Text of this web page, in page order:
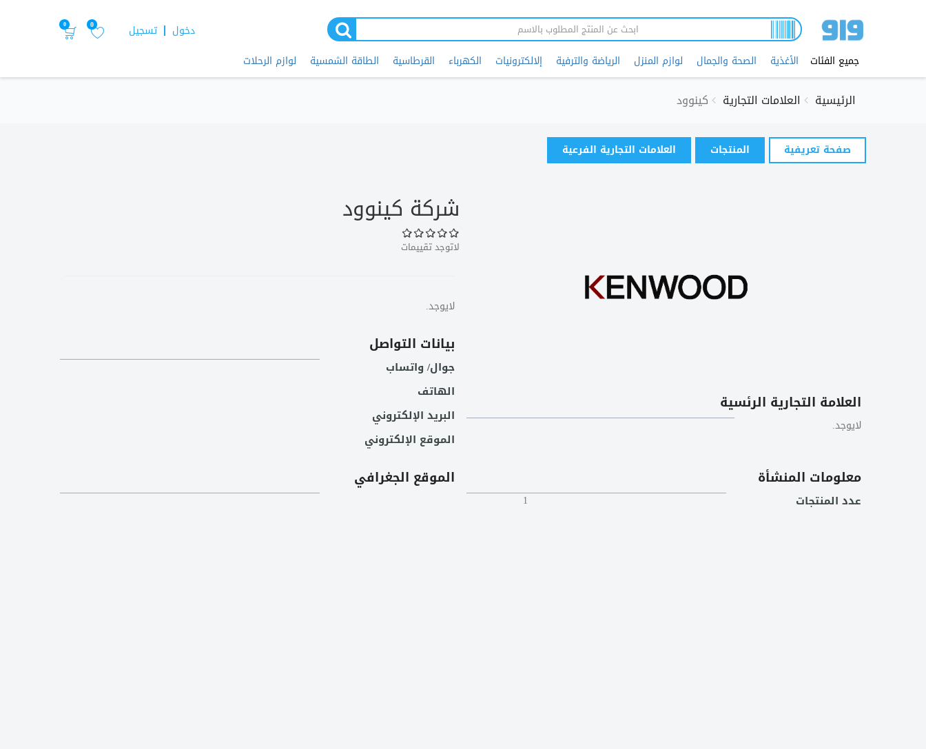
تسجيل دخول 0
0
جميع الفئات الأغذية الصحة والجمال لوازم المنزل الرياضة والترفية إلالكترونيات الكهرباء القرطاسية الطاقة الشمسية لوازم الرحلات
الرئيسية العلامات التجارية كينوود
التبويبات
الأساسية
صفحة تعريفية
التبويب
المنتجات العلامات التجارية الفرعية
العلامة التجارية الرئسية
لايوجد.
شركة كينوود
لاتوجد تقييمات
لايوجد.
بيانات التواصل
جوال/ واتساب
الهاتف
البريد الإلكتروني
الموقع الإلكتروني
معلومات المنشأة
عدد المنتجات 1
الموقع الجغرافي